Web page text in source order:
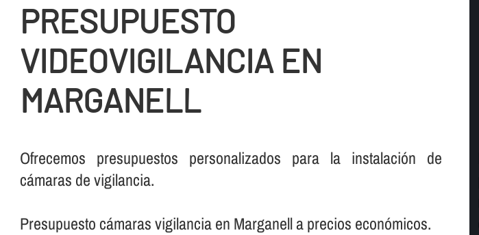
PRESUPUESTO
VIDEOVIGILANCIA EN
MARGANELL
Ofrecemos presupuestos personalizados para la instalación de
cámaras de vigilancia.
Presupuesto cámaras vigilancia en Marganell a precios económicos.